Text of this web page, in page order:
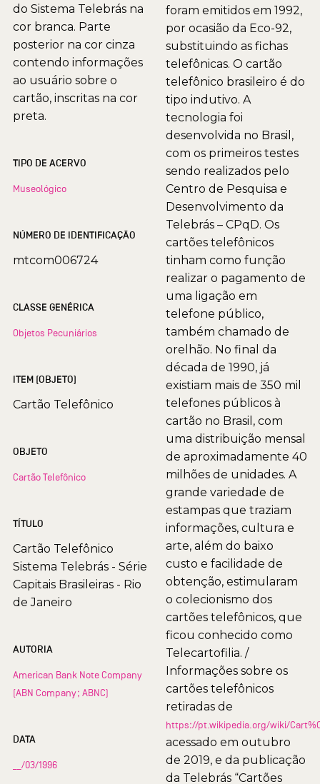
do Sistema Telebrás na
cor branca. Parte
posterior na cor cinza
contendo informações
ao usuário sobre o
cartão, inscritas na cor
preta.
TIPO DE ACERVO
Museológico
NÚMERO DE IDENTIFICAÇÃO
mtcom006724
CLASSE GENÉRICA
Objetos Pecuniários
ITEM (OBJETO)
Cartão Telefônico
OBJETO
Cartão Telefônico
TÍTULO
Cartão Telefônico
Sistema Telebrás - Série
Capitais Brasileiras - Rio
de Janeiro
AUTORIA
American Bank Note Company
(ABN Company; ABNC)
DATA
__/03/1996
foram emitidos em 1992,
por ocasião da Eco-92,
substituindo as fichas
telefônicas. O cartão
telefônico brasileiro é do
tipo indutivo. A
tecnologia foi
desenvolvida no Brasil,
com os primeiros testes
sendo realizados pelo
Centro de Pesquisa e
Desenvolvimento da
Telebrás – CPqD. Os
cartões telefônicos
tinham como função
realizar o pagamento de
uma ligação em
telefone público,
também chamado de
orelhão. No final da
década de 1990, já
existiam mais de 350 mil
telefones públicos à
cartão no Brasil, com
uma distribuição mensal
de aproximadamente 40
milhões de unidades. A
grande variedade de
estampas que traziam
informações, cultura e
arte, além do baixo
custo e facilidade de
obtenção, estimularam
o colecionismo dos
cartões telefônicos, que
ficou conhecido como
Telecartofilia. /
Informações sobre os
cartões telefônicos
retiradas de
https://pt.wikipedia.org/wiki/
acessado em outubro
de 2019, e da publicação
da Telebrás “Cartões